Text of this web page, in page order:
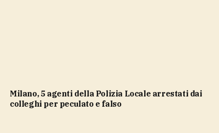
Milano, 5 agenti della Polizia Locale arrestati dai
colleghi per peculato e falso